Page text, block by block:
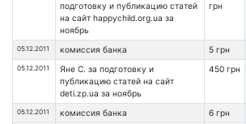
подготовку и публикацию статей
на сайт happychild.org.ua за
ноябрь
грн
05.12.2011 комиссия банка 5 грн
05.12.2011
Яне С. за подготовку и
публикацию статей на сайт
deti.zp.ua за ноябрь
450 грн
05.12.2011 комиссия банка 6 грн